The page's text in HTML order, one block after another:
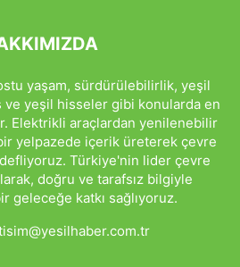
yaşam, sürdürülebilirlik, yeşil
yeşil hisseler gibi konularda en
Elektrikli araçlardan yenilenebilir
yelpazede içerik üreterek çevre
Türkiye'nin lider çevre
doğru ve tarafsız bilgiyle
geleceğe katkı sağlıyoruz.